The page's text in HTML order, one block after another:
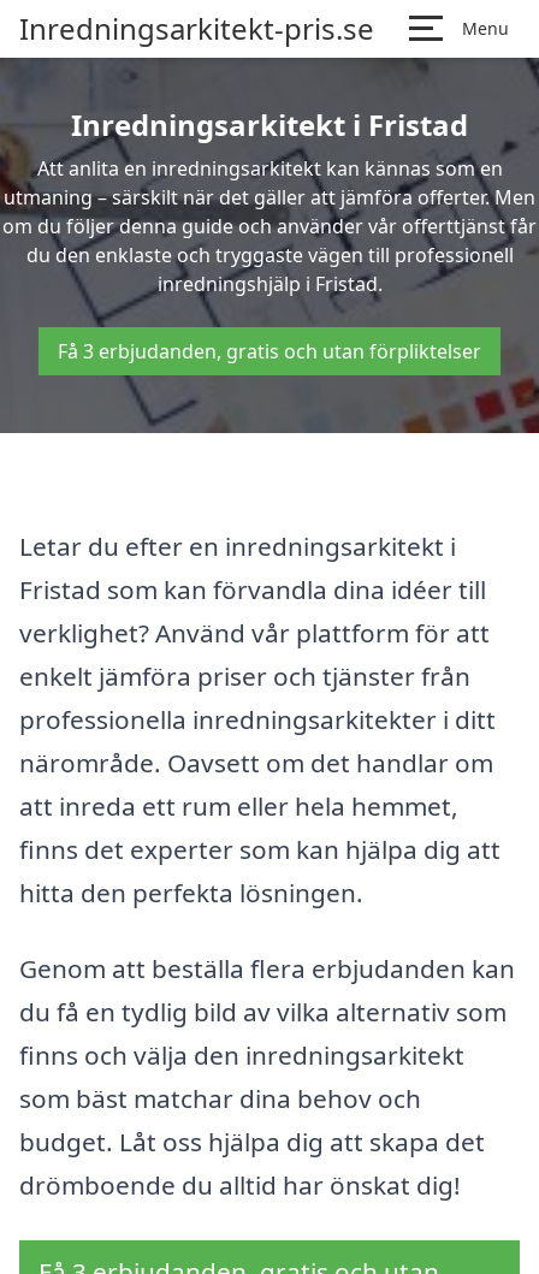
Inredningsarkitekt-pris.se Menu
Inredningsarkitekt i Fristad
Att anlita en inredningsarkitekt kan kännas som en
utmaning – särskilt när det gäller att jämföra offerter. Men
om du följer denna guide och använder vår offerttjänst får
du den enklaste och tryggaste vägen till professionell
inredningshjälp i Fristad.
Få 3 erbjudanden, gratis och utan förpliktelser
Letar du efter en inredningsarkitekt i
Fristad som kan förvandla dina idéer till
verklighet? Använd vår plattform för att
enkelt jämföra priser och tjänster från
professionella inredningsarkitekter i ditt
närområde. Oavsett om det handlar om
att inreda ett rum eller hela hemmet,
finns det experter som kan hjälpa dig att
hitta den perfekta lösningen.
Genom att beställa flera erbjudanden kan
du få en tydlig bild av vilka alternativ som
finns och välja den inredningsarkitekt
som bäst matchar dina behov och
budget. Låt oss hjälpa dig att skapa det
drömboende du alltid har önskat dig!